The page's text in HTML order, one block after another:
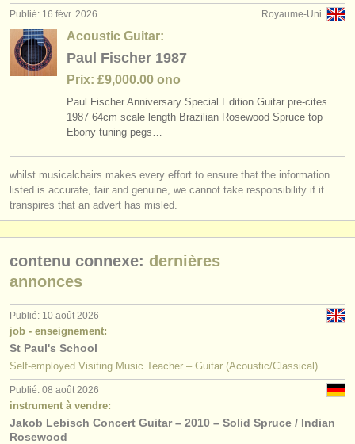
Royaume-Uni
Publié: 16 févr. 2026
Acoustic Guitar:
Paul Fischer 1987
Prix: £9,000.00 ono
Paul Fischer Anniversary Special Edition Guitar pre-cites
1987 64cm scale length Brazilian Rosewood Spruce top
Ebony tuning pegs…
whilst musicalchairs makes every effort to ensure that the information
listed is accurate, fair and genuine, we cannot take responsibility if it
transpires that an advert has misled.
contenu connexe: dernières
annonces
Publié: 10 août 2026
job - enseignement:
St Paul's School
Self-employed Visiting Music Teacher – Guitar (Acoustic/Classical)
Publié: 08 août 2026
instrument à vendre:
Jakob Lebisch Concert Guitar – 2010 – Solid Spruce / Indian
Rosewood